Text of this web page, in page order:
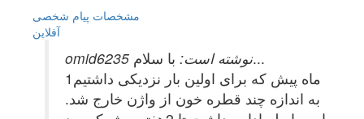
مشخصات پیام شخصی
آفلاين
omid6235 نوشته است:با سلام...
1ماه پیش که برای اولین بار نزدیکی داشتیم
به اندازه چند قطره خون از واژن خارج شد.